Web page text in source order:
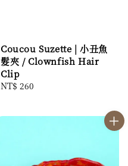
Coucou Suzette | 小丑魚
髮夾 / Clownfish Hair
Clip
Regular
NT$ 260